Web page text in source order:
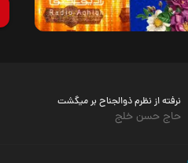
نرفته از نظرم ذوالجناح بر میگشت
حاج حسن خلج